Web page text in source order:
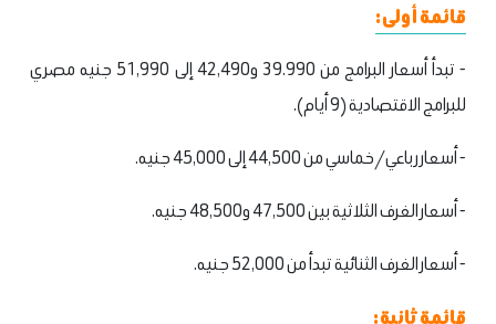
قائمة أولى:
- تبدأ أسعار البرامج من 39.990 و42,490 إلى 51,990 جنيه مصري
للبرامج الاقتصادية (9 أيام).
- أسعار رباعي/خماسي من 44,500 إلى 45,000 جنيه.
- أسعار الغرف الثلاثية بين 47,500 و48,500 جنيه.
- أسعار الغرف الثنائية تبدأ من 52,000 جنيه.
قائمة ثانية: